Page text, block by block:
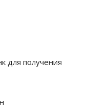
для получения